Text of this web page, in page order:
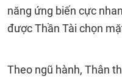
năng ứng biến cực
được Thần Tài chọn
Theo ngũ hành, Thân